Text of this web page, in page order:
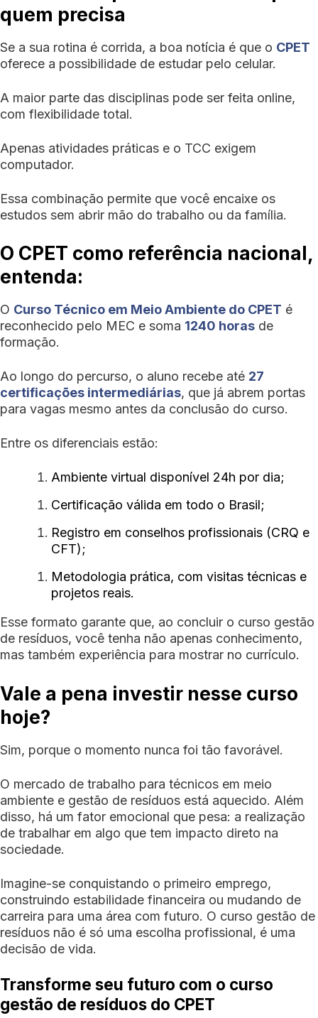
quem precisa
Se a sua rotina é corrida, a boa notícia é que o CPET
oferece a possibilidade de estudar pelo celular.
A maior parte das disciplinas pode ser feita online,
com flexibilidade total.
Apenas atividades práticas e o TCC exigem
computador.
Essa combinação permite que você encaixe os
estudos sem abrir mão do trabalho ou da família.
O CPET como referência nacional,
entenda:
O Curso Técnico em Meio Ambiente do CPET é
reconhecido pelo MEC e soma 1240 horas de
formação.
Ao longo do percurso, o aluno recebe até 27
certificações intermediárias, que já abrem portas
para vagas mesmo antes da conclusão do curso.
Entre os diferenciais estão:
Ambiente virtual disponível 24h por dia;
Certificação válida em todo o Brasil;
Registro em conselhos profissionais (CRQ e
CFT);
Metodologia prática, com visitas técnicas e
projetos reais.
Esse formato garante que, ao concluir o curso gestão
de resíduos, você tenha não apenas conhecimento,
mas também experiência para mostrar no currículo.
Vale a pena investir nesse curso
hoje?
Sim, porque o momento nunca foi tão favorável.
O mercado de trabalho para técnicos em meio
ambiente e gestão de resíduos está aquecido. Além
disso, há um fator emocional que pesa: a realização
de trabalhar em algo que tem impacto direto na
sociedade.
Imagine-se conquistando o primeiro emprego,
construindo estabilidade financeira ou mudando de
carreira para uma área com futuro. O curso gestão de
resíduos não é só uma escolha profissional, é uma
decisão de vida.
Transforme seu futuro com o curso
gestão de resíduos do CPET